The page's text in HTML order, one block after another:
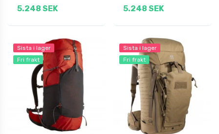
5.248 SEK 5.248 SEK
Sista i lager
Fri frakt
Sista i lager
Fri frakt